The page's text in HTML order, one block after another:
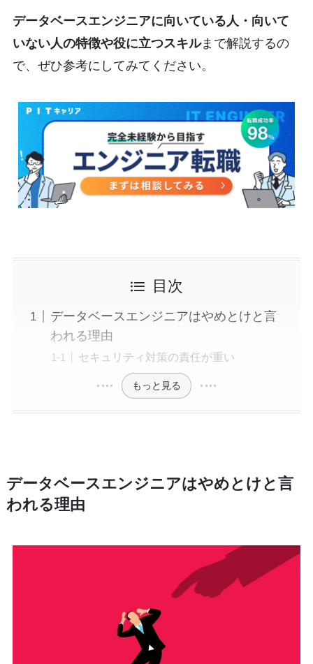
データベースエンジニアに向いている人・向いて
いない人の特徴や役に立つスキルまで解説するの
で、ぜひ参考にしてみてください。
目次
データベースエンジニアはやめとけと言
われる理由
セキュリティ対策の責任が重い
もっと見る
データベースエンジニアはやめとけと言
われる理由